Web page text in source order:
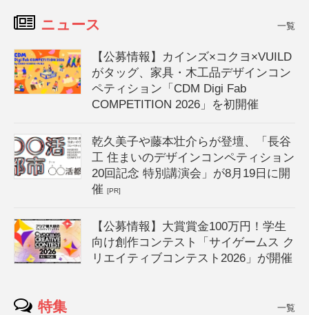
ニュース 一覧
【公募情報】カインズ×コクヨ×VUILD
がタッグ、家具・木工品デザインコン
ペティション「CDM Digi Fab
COMPETITION 2026」を初開催
乾久美子や藤本壮介らが登壇、「長谷
工 住まいのデザインコンペティション
20回記念 特別講演会」が8月19日に開
催[PR]
【公募情報】大賞賞金100万円！学生
向け創作コンテスト「サイゲームス ク
リエイティブコンテスト2026」が開催
特集 一覧